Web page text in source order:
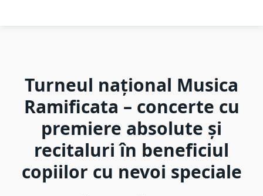
Turneul național Musica
Ramificata – concerte cu
premiere absolute și
recitaluri în beneficiul
copiilor cu nevoi speciale